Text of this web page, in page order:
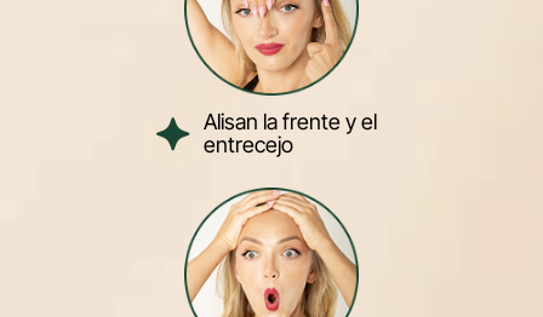
Alisan la frente y el
entrecejo